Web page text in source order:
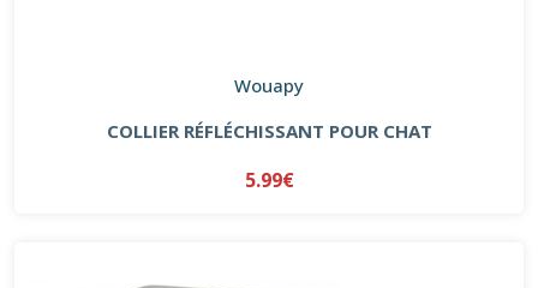
Wouapy
COLLIER RÉFLÉCHISSANT POUR CHAT
5.99€